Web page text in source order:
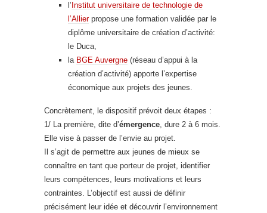
l’ Institut universitaire de technologie de
l’Allierpropose une formation validée par le
diplôme universitaire de création d’activité:
le Duca,
la BGE Auvergne (réseau d’appui à la
création d’activité) apporte l’expertise
économique aux projets des jeunes.
Concrètement, le dispositif prévoit deux étapes :
1/ La première, dite d’émergence, dure 2 à 6 mois.
Elle vise à passer de l’envie au projet.
Il s’agit de permettre aux jeunes de mieux se
connaître en tant que porteur de projet, identifier
leurs compétences, leurs motivations et leurs
contraintes. L’objectif est aussi de définir
précisément leur idée et découvrir l’environnement